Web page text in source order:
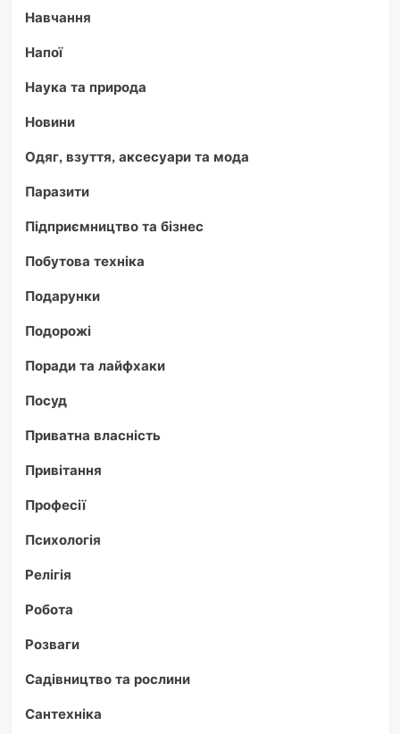
Навчання
Напої
Наука та природа
Новини
Одяг, взуття, аксесуари та мода
Паразити
Підприємництво та бізнес
Побутова техніка
Подарунки
Подорожі
Поради та лайфхаки
Посуд
Приватна власність
Привітання
Професії
Психологія
Релігія
Робота
Розваги
Садівництво та рослини
Сантехніка